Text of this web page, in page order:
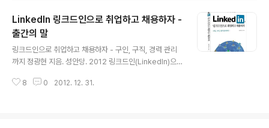
넘게 제 삶을 뒤흔들었고, 무한한 자신감을 심어주었습니
다.- ① 링크드인을 기웃거리다가 구글의 채용 정보를 찾아
내다!링크드인 책을 한참 집필하던 지난 2012년 5월, 평
소 관심 있는 회사들을 팔로우한 상태에서 링크드인 예제
를 위해서 구글의 채용 정보를 보고 있다가, 갑자기 제 경력
에 알맞은 채용 정보를 발견했습니다. 조언을 들어보니 아
LinkedIn 링크드인으로 취업하고 채용하자 -
출간의 말
링크드인으로 취업하고 채용하자 - 구인, 구직, 경력 관리
까지 정광현 지음. 성안당. 2012 링크드인(LinkedIn)으
2-12-19 출간카테고리경제/경영책소개링크드인은 이미
8 0 2012. 12. 31.